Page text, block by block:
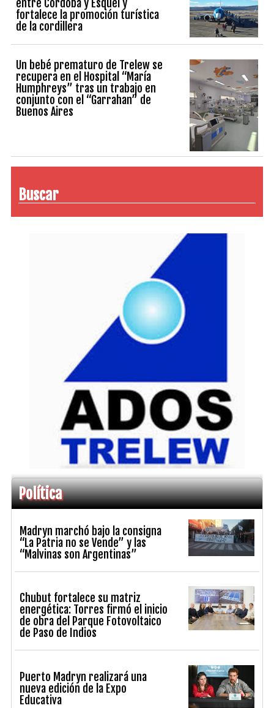
entre Córdoba y Esquel y
fortalece la promoción turística
de la cordillera
Un bebé prematuro de Trelew se
recupera en el Hospital “María
Humphreys” tras un trabajo en
conjunto con el “Garrahan” de
Buenos Aires
Buscar
Política
Madryn marchó bajo la consigna
“La Patria no se Vende” y las
“Malvinas son Argentinas”
Chubut fortalece su matriz
energética: Torres firmó el inicio
de obra del Parque Fotovoltaico
de Paso de Indios
Puerto Madryn realizará una
nueva edición de la Expo
Educativa